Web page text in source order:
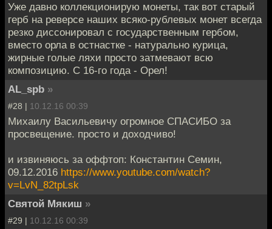
Уже давно коллекционирую монеты, так вот старый
герб на реверсе наших всяко-рублевых монет всегда
резко диссонировал с государственным гербом,
вместо орла в остнастке - натурально курица,
жирные голые ляхи просто затмевают всю
композицию. С 16-го года - Орел!
AL_spb »
#28 | 10.12.16 00:39
Михаилу Васильевичу огромное СПАСИБО за
просвещение. просто и доходчиво!
и извиняюсь за оффтоп: Константин Семин,
09.12.2016 https://www.youtube.com/watch?
v=LvN_82tpLsk
Святой Мякиш »
#29 | 10.12.16 00:39